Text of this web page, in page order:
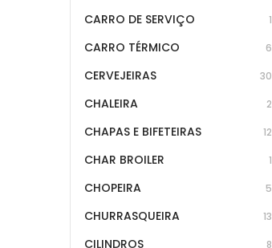
CARRO DE SERVIÇO 1
CARRO TÉRMICO 6
CERVEJEIRAS 30
CHALEIRA 2
CHAPAS E BIFETEIRAS 12
CHAR BROILER 1
CHOPEIRA 5
CHURRASQUEIRA 13
CILINDROS 8